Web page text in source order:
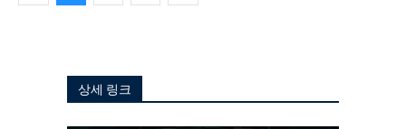
상세 링크